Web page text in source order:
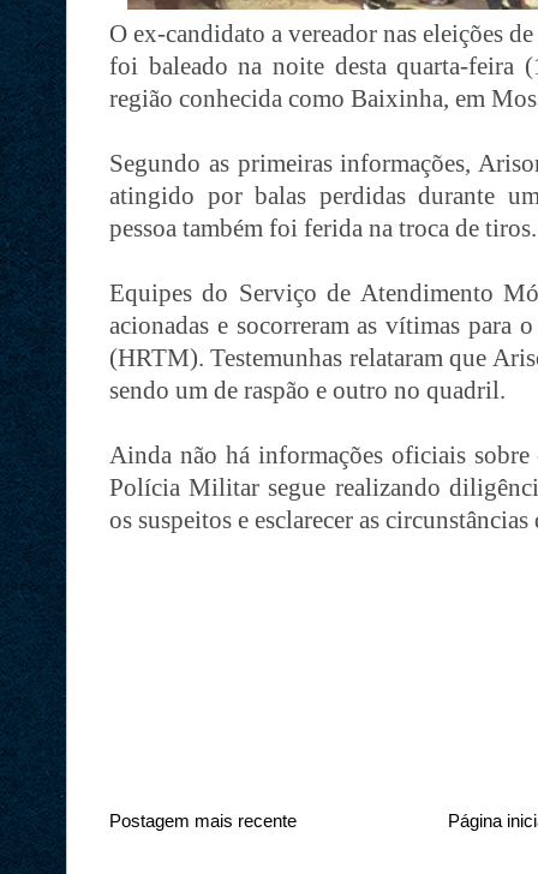
O ex-candidato a vereador nas eleições
foi baleado na noite desta quarta-feira
região conhecida como Baixinha, em
Segundo as primeiras informações,
atingido por balas perdidas durante
pessoa também foi ferida na troca de tiros.
Equipes do Serviço de Atendimento
acionadas e socorreram as vítimas para
(HRTM). Testemunhas relataram que
sendo um de raspão e outro no quadril.
Ainda não há informações oficiais
Polícia Militar segue realizando
os suspeitos e esclarecer as
Postagem mais recente Página